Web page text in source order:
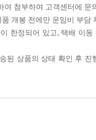
여 첨부하여 고객센터에 문
개봉 전에만 운임비 부담
한정되어 있고, 택배 이
된 상품의 상태 확인 후